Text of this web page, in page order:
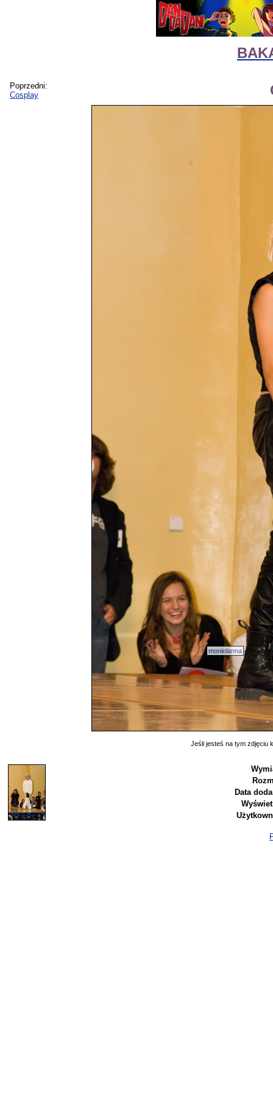
Poprzedni:
Cosplay
moniolanna
Jeśli jesteś na tym zdjęciu
Data